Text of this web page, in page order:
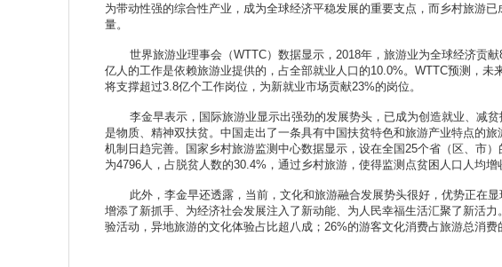
为带动性强的综合性产业，成为全球经济平稳发展的重要支点，而乡村旅游
量。
世界旅游业理事会（WTTC）数据显示，2018年，旅游业为全球经济贡献
亿人的工作是依赖旅游业提供的，占全部就业人口的10.0%。WTTC预测，
将支撑超过3.8亿个工作岗位，为新就业市场贡献23%的岗位。
李金早表示，国际旅游业显示出强劲的发展势头，已成为创造就业、减贫
是物质、精神双扶贫。中国走出了一条具有中国扶贫特色和旅游产业特点的
机制日趋完善。国家乡村旅游监测中心数据显示，设在全国25个省（区、市
为4796人，占脱贫人数的30.4%，通过乡村旅游，使得监测点贫困人口人均增
此外，李金早还透露，当前，文化和旅游融合发展势头很好，优势正在显
增添了新抓手、为经济社会发展注入了新动能、为人民幸福生活汇聚了新活
验活动，异地旅游的文化体验占比超八成；26%的游客文化消费占旅游总消费